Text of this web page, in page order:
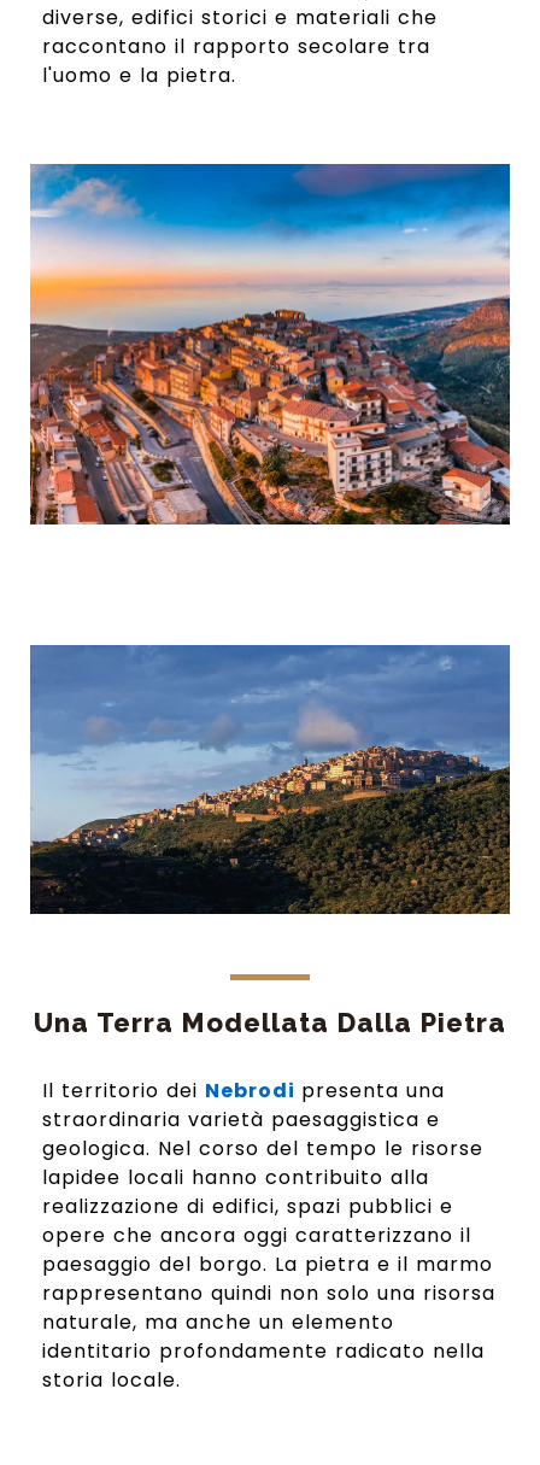
diverse, edifici storici e materiali che
raccontano il rapporto secolare tra
l'uomo e la pietra.
Una Terra Modellata Dalla Pietra
Il territorio dei Nebrodi presenta una
straordinaria varietà paesaggistica e
geologica. Nel corso del tempo le risorse
lapidee locali hanno contribuito alla
realizzazione di edifici, spazi pubblici e
opere che ancora oggi caratterizzano il
paesaggio del borgo. La pietra e il marmo
rappresentano quindi non solo una risorsa
naturale, ma anche un elemento
identitario profondamente radicato nella
storia locale.